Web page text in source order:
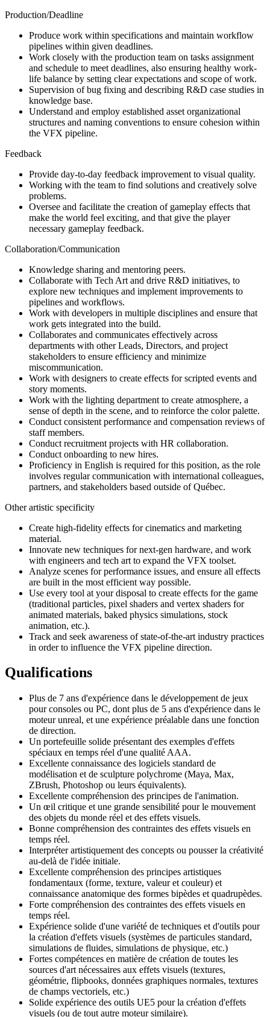
Production/Deadline
Produce work within specifications and maintain workflow
pipelines within given deadlines.
Work closely with the production team on tasks assignment
and schedule to meet deadlines, also ensuring healthy work-
life balance by setting clear expectations and scope of work.
Supervision of bug fixing and describing R&D case studies in
knowledge base.
Understand and employ established asset organizational
structures and naming conventions to ensure cohesion within
the VFX pipeline.
Feedback
Provide day-to-day feedback improvement to visual quality.
Working with the team to find solutions and creatively solve
problems.
Oversee and facilitate the creation of gameplay effects that
make the world feel exciting, and that give the player
necessary gameplay feedback.
Collaboration/Communication
Knowledge sharing and mentoring peers.
Collaborate with Tech Art and drive R&D initiatives, to
explore new techniques and implement improvements to
pipelines and workflows.
Work with developers in multiple disciplines and ensure that
work gets integrated into the build.
Collaborates and communicates effectively across
departments with other Leads, Directors, and project
stakeholders to ensure efficiency and minimize
miscommunication.
Work with designers to create effects for scripted events and
story moments.
Work with the lighting department to create atmosphere, a
sense of depth in the scene, and to reinforce the color palette.
Conduct consistent performance and compensation reviews of
staff members.
Conduct recruitment projects with HR collaboration.
Conduct onboarding to new hires.
Proficiency in English is required for this position, as the role
involves regular communication with international colleagues,
partners, and stakeholders based outside of Québec.
Other artistic specificity
Create high-fidelity effects for cinematics and marketing
material.
Innovate new techniques for next-gen hardware, and work
with engineers and tech art to expand the VFX toolset.
Analyze scenes for performance issues, and ensure all effects
are built in the most efficient way possible.
Use every tool at your disposal to create effects for the game
(traditional particles, pixel shaders and vertex shaders for
animated materials, baked physics simulations, stock
animation, etc.).
Track and seek awareness of state-of-the-art industry practices
in order to influence the VFX pipeline direction.
Qualifications
Plus de 7 ans d'expérience dans le développement de jeux
pour consoles ou PC, dont plus de 5 ans d'expérience dans le
moteur unreal, et une expérience préalable dans une fonction
de direction.
Un portefeuille solide présentant des exemples d'effets
spéciaux en temps réel d'une qualité AAA.
Excellente connaissance des logiciels standard de
modélisation et de sculpture polychrome (Maya, Max,
ZBrush, Photoshop ou leurs équivalents).
Excellente compréhension des principes de l'animation.
Un œil critique et une grande sensibilité pour le mouvement
des objets du monde réel et des effets visuels.
Bonne compréhension des contraintes des effets visuels en
temps réel.
Interpréter artistiquement des concepts ou pousser la créativité
au-delà de l'idée initiale.
Excellente compréhension des principes artistiques
fondamentaux (forme, texture, valeur et couleur) et
connaissance anatomique des formes bipèdes et quadrupèdes.
Forte compréhension des contraintes des effets visuels en
temps réel.
Expérience solide d'une variété de techniques et d'outils pour
la création d'effets visuels (systèmes de particules standard,
simulations de fluides, simulations de physique, etc.)
Fortes compétences en matière de création de toutes les
sources d'art nécessaires aux effets visuels (textures,
géométrie, flipbooks, données graphiques normales, textures
de champs vectoriels, etc.)
Solide expérience des outils UE5 pour la création d'effets
visuels (ou de tout autre moteur similaire).